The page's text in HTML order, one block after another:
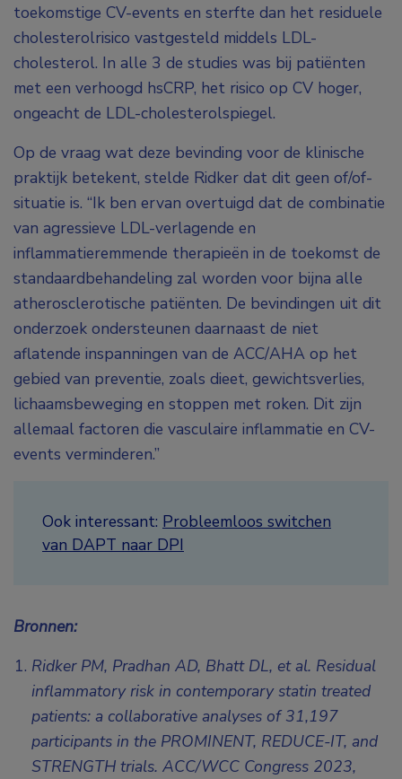
toekomstige CV-events en sterfte dan het residuele
cholesterolrisico vastgesteld middels LDL-
cholesterol. In alle 3 de studies was bij patiënten
met een verhoogd hsCRP, het risico op CV hoger,
ongeacht de LDL-cholesterolspiegel.
Op de vraag wat deze bevinding voor de klinische
praktijk betekent, stelde Ridker dat dit geen of/of-
situatie is. “Ik ben ervan overtuigd dat de combinatie
van agressieve LDL-verlagende en
inflammatieremmende therapieën in de toekomst de
standaardbehandeling zal worden voor bijna alle
atherosclerotische patiënten. De bevindingen uit dit
onderzoek ondersteunen daarnaast de niet
aflatende inspanningen van de ACC/AHA op het
gebied van preventie, zoals dieet, gewichtsverlies,
lichaamsbeweging en stoppen met roken. Dit zijn
allemaal factoren die vasculaire inflammatie en CV-
events verminderen.”
Ook interessant: Probleemloos switchen
van DAPT naar DPI
Bronnen:
Ridker PM, Pradhan AD, Bhatt DL, et al. Residual
inflammatory risk in contemporary statin treated
patients: a collaborative analyses of 31,197
participants in the PROMINENT, REDUCE-IT, and
STRENGTH trials. ACC/WCC Congress 2023,